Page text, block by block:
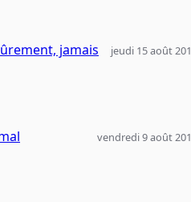
jamais
jeudi 15 août
vendredi 9 août